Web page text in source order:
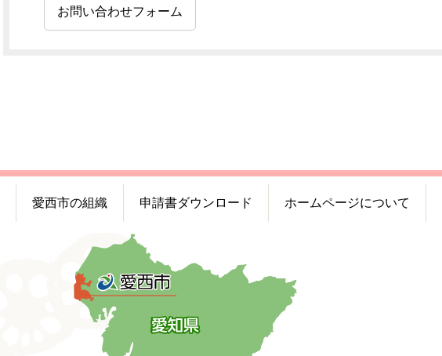
お問い合わせフォーム
愛西市の組織 申請書ダウンロード ホームページについて